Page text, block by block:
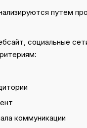
путем
социальные
коммуникации